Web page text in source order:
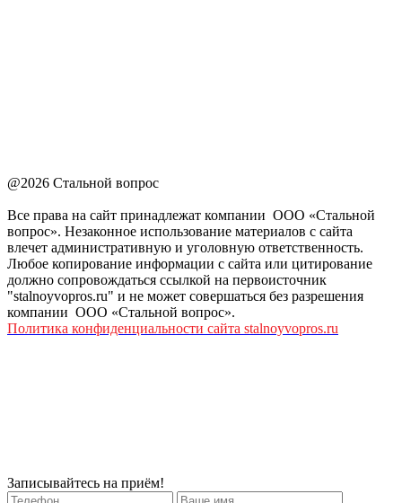
@2026 Стальной вопрос
Все права на сайт принадлежат компании ООО «Стальной
вопрос». Незаконное использование материалов с сайта
влечет административную и уголовную ответственность.
Любое копирование информации с сайта или цитирование
должно сопровождаться ссылкой на первоисточник
"stalnoyvopros.ru" и не может совершаться без разрешения
компании ООО «Стальной вопрос».
Политика конфиденциальности сайта stalnoyvopros.ru
Записывайтесь на приём!